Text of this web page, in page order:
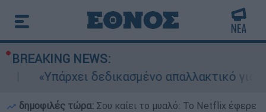
BREAKING NEWS:
«Υπάρχει δεδικασμένο απαλλακτικό για
δημοφιλές τώρα: Σου καίει το μυαλό: Το Netflix έφερε